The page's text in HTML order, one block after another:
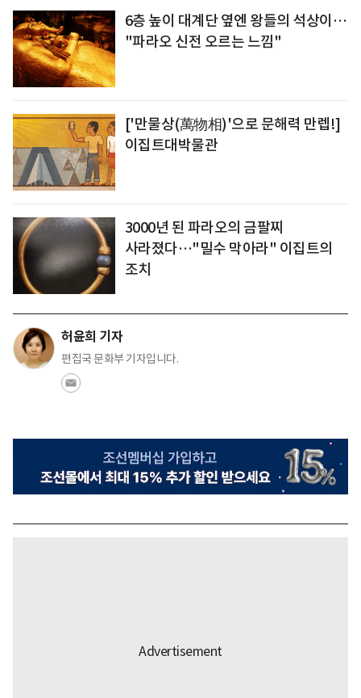
6층 높이 대계단 옆엔 왕들의 석상이…
"파라오 신전 오르는 느낌"
['만물상(萬物相)'으로 문해력 만렙!]
이집트대박물관
3000년 된 파라오의 금팔찌
사라졌다…"밀수 막아라" 이집트의
조치
허윤희 기자
편집국 문화부 기자입니다.